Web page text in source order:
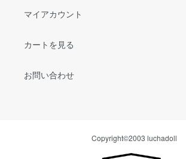
マイアカウント
カートを見る
お問い合わせ
Copyright©2003 luchadoll